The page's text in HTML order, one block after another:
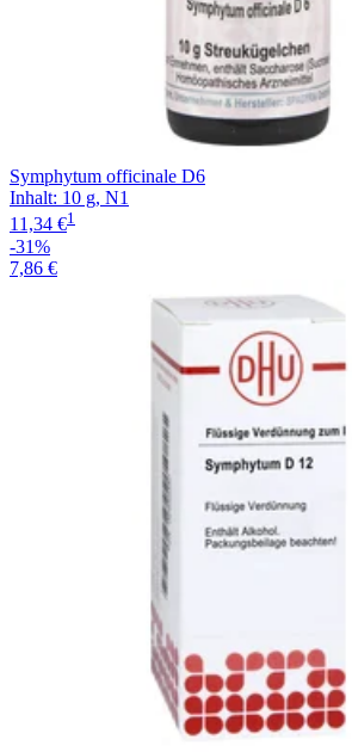
Symphytum officinale D6
Inhalt: 10 g, N1
11,34 €1
-31%
7,86 €